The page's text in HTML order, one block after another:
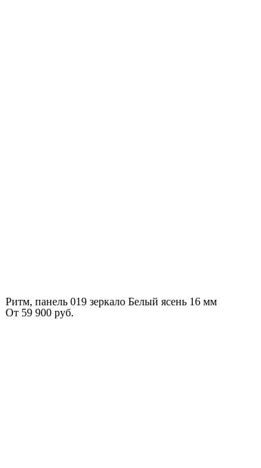
Ритм, панель 019 зеркало Белый ясень 16 мм
От 59 900 руб.